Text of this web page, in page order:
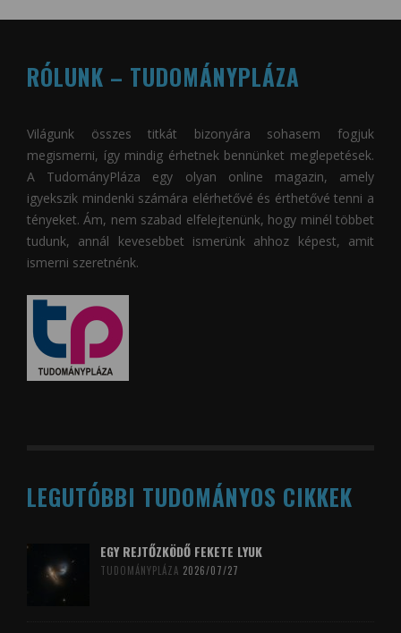
RÓLUNK – TUDOMÁNYPLÁZA
Világunk összes titkát bizonyára sohasem fogjuk
megismerni, így mindig érhetnek bennünket meglepetések.
A TudományPláza egy olyan online magazin, amely
igyekszik mindenki számára elérhetővé és érthetővé tenni a
tényeket. Ám, nem szabad elfelejtenünk, hogy minél többet
tudunk, annál kevesebbet ismerünk ahhoz képest, amit
ismerni szeretnénk.
LEGUTÓBBI TUDOMÁNYOS CIKKEK
EGY REJTŐZKÖDŐ FEKETE LYUK
TUDOMÁNYPLÁZA 2026/07/27